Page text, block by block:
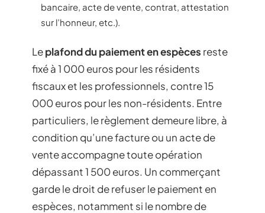
bancaire, acte de vente, contrat, attestation
sur l’honneur, etc.).
Leplafond du paiement en espèces reste
fixé à 1 000 euros pour les résidents
fiscaux et les professionnels, contre 15
000 euros pour les non-résidents. Entre
particuliers, le règlement demeure libre, à
condition qu’une facture ou un acte de
vente accompagne toute opération
dépassant 1 500 euros. Un commerçant
garde le droit de refuser le paiement en
espèces, notamment si le nombre de